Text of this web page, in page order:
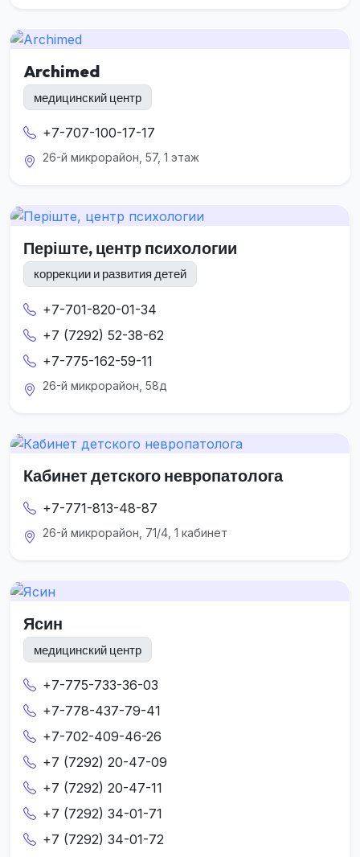
Archimed
медицинский центр
+7-707-100-17-17
26-й микрорайон, 57, 1 этаж
Періште, центр психологии
коррекции и развития детей
+7-701-820-01-34
+7 (7292) 52-38-62
+7-775-162-59-11
26-й микрорайон, 58д
Кабинет детского невропатолога
+7-771-813-48-87
26-й микрорайон, 71/4, 1 кабинет
Ясин
медицинский центр
+7-775-733-36-03
+7-778-437-79-41
+7-702-409-46-26
+7 (7292) 20-47-09
+7 (7292) 20-47-11
+7 (7292) 34-01-71
+7 (7292) 34-01-72